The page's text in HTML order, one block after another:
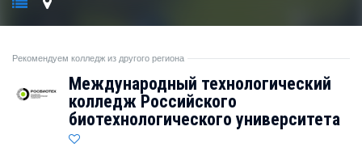
Рекомендуем колледж из другого региона
Международный технологический
колледж Российского
биотехнологического университета